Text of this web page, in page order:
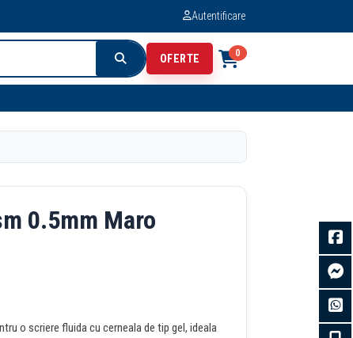
Autentificare
OFERTE 0
0.5mm Maro
o scriere fluida cu cerneala de tip gel, ideala